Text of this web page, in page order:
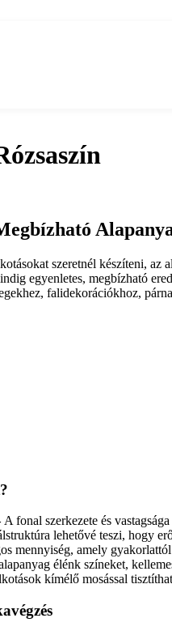
szeretnél készíteni, az
egyenletes, megbízható
falidekorációkhoz,
A fonal szerkezete és
lehetővé teszi, hogy
mennyiség, amely
élénk színeket,
kímélő mosással